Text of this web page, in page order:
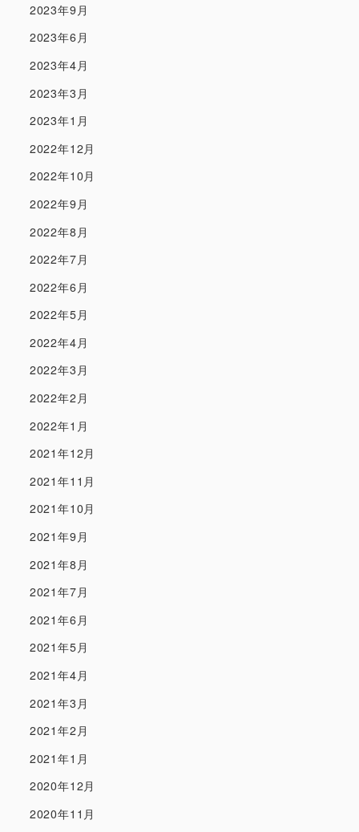
2023年9月
2023年6月
2023年4月
2023年3月
2023年1月
2022年12月
2022年10月
2022年9月
2022年8月
2022年7月
2022年6月
2022年5月
2022年4月
2022年3月
2022年2月
2022年1月
2021年12月
2021年11月
2021年10月
2021年9月
2021年8月
2021年7月
2021年6月
2021年5月
2021年4月
2021年3月
2021年2月
2021年1月
2020年12月
2020年11月